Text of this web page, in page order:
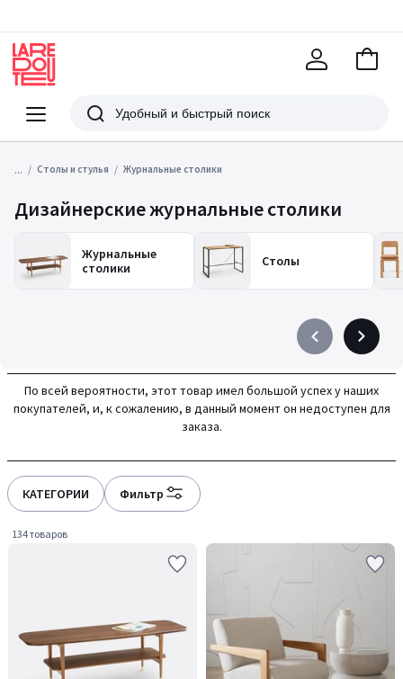
Меню
Redoute
Поиск
В
... Столы и стулья Журнальные столики
Дизайнерские журнальные столики
Журнальные
столики
Столы
Précédent
à
gauche
Suivant
à
droite
По всей вероятности, этот товар имел большой успех у наших
покупателей, и, к сожалению, в данный момент он недоступен для
заказа.
КАТЕГОРИИ Фильтр
134 товаров